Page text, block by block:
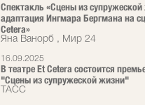
Спектакль «Сцены из супружеской
адаптация Ингмара Бергмана на
Cetera»
Яна Ванорб , Мир 24
16.09.2025
В театре Et Cetera состоится
"Сцены из супружеской жизни"
ТАСС